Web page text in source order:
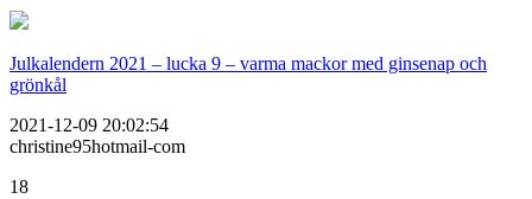
Julkalendern 2021 – lucka 9 – varma mackor med ginsenap och
grönkål
2021-12-09 20:02:54
christine95hotmail-com
18